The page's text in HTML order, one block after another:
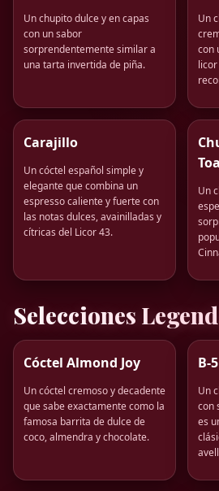
Un chupito dulce y en capas
con un sabor
sorprendentemente similar a
una tarta invertida de piña.
Un
con
Carajillo
Un cóctel español simple y
elegante que combina un
espresso caliente y fuerte con
las notas dulces, avainilladas y
cítricas del Licor 43.
Un
Selecciones
Cóctel Almond Joy
Un cóctel cremoso y decadente
que sabe exactamente como la
famosa barrita de dulce de
coco, almendra y chocolate.
B-
Un
con
es